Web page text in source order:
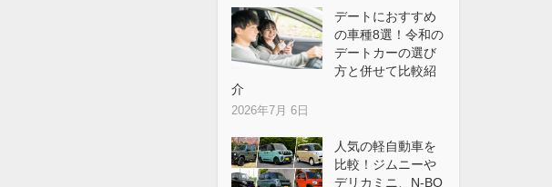
デートにおすすめ
の車種8選！令和の
デートカーの選び
方と併せて比較紹
介
2026年7月 6日
人気の軽自動車を
比較！ジムニーや
デリカミニ、N-BO